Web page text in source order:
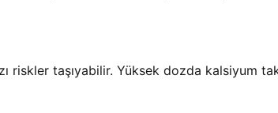
riskler taşıyabilir. Yüksek dozda kalsiyum